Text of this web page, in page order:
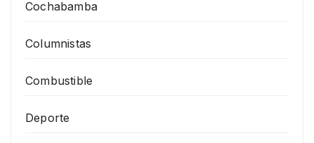
Cochabamba
Columnistas
Combustible
Deporte